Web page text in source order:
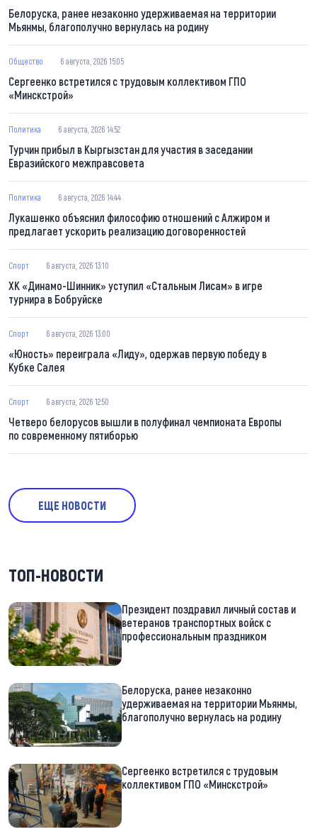
Белоруска, ранее незаконно удерживаемая на территории
Мьянмы, благополучно вернулась на родину
Общество 6 августа, 2026 15:05
Сергеенко встретился с трудовым коллективом ГПО
«Минскстрой»
Политика 6 августа, 2026 14:52
Турчин прибыл в Кыргызстан для участия в заседании
Евразийского межправсовета
Политика 6 августа, 2026 14:44
Лукашенко объяснил философию отношений с Алжиром и
предлагает ускорить реализацию договоренностей
Спорт 6 августа, 2026 13:10
ХК «Динамо-Шинник» уступил «Стальным Лисам» в игре
турнира в Бобруйске
Спорт 6 августа, 2026 13:00
«Юность» переиграла «Лиду», одержав первую победу в
Кубке Салея
Спорт 6 августа, 2026 12:50
Четверо белорусов вышли в полуфинал чемпионата Европы
по современному пятиборью
ЕЩЕ НОВОСТИ
ТОП-НОВОСТИ
Президент поздравил личный состав и
ветеранов транспортных войск с
профессиональным праздником
Белоруска, ранее незаконно
удерживаемая на территории Мьянмы,
благополучно вернулась на родину
Сергеенко встретился с трудовым
коллективом ГПО «Минскстрой»